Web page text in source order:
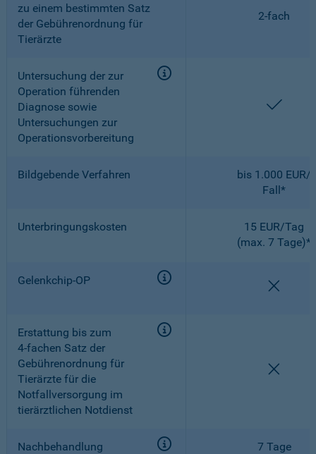
zu einem bestimmten Satz
der Gebührenordnung für
Tierärzte
2-fach
Untersuchung der zur
Operation führenden
Diagnose sowie
Untersuchungen zur
Operationsvorbereitung
Bildgebende Verfahren
bis 1.000 EUR/
Fall*
Unterbringungskosten
15 EUR/Tag
(max. 7 Tage)*
Gelenkchip-OP
Erstattung bis zum
4-fachen Satz der
Gebührenordnung für
Tierärzte für die
Notfallversorgung im
tierärztlichen Notdienst
Nachbehandlung 7 Tage